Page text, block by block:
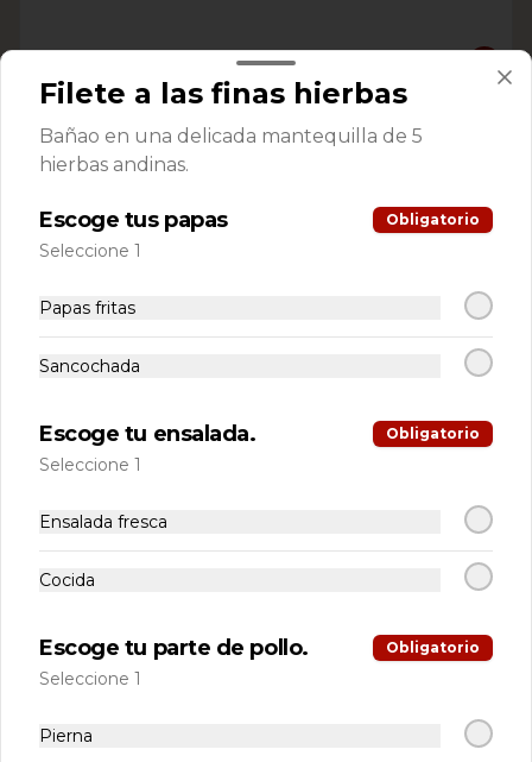
S/ 6.90
Agua mineral personal
Conócenos
Llámanos
Encuesta de satisfacción
Nuestra carta salón
Filete a las finas hierbas
Bañao en una delicada mantequilla de 5
hierbas andinas.
Escoge tus papas Obligatorio
Seleccione 1
Papas fritas
Sancochada
Escoge tu ensalada. Obligatorio
Seleccione 1
Ensalada fresca
Cocida
Escoge tu parte de pollo. Obligatorio
Seleccione 1
Pierna